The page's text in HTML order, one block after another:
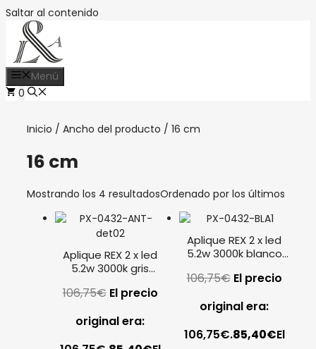
Saltar al contenido
Menú
0
Inicio / Ancho del producto / 16 cm
16 cm
Mostrando los 4 resultadosOrdenado por los últimos
Aplique REX 2 x led
5.2w 3000k gris
LEDS C
106,75€ El precio
original era:
Aplique REX 2 x led
5.2w 3000k blanco
C4
106,75€ El precio
original era:
106,75€.85,40€El